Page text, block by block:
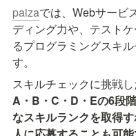
paizaでは、Webサービ
ディング力や、テスト
るプログラミングスキ
す。
スキルチェックに挑戦
A・B・C・D・Eの6段
なスキルランクを取得